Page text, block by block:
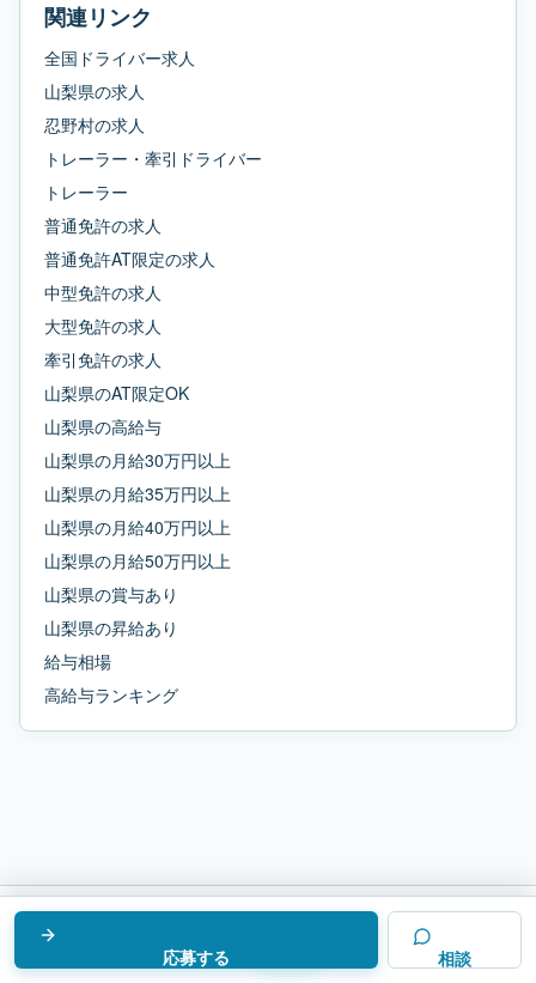
応募する 相談
関連リンク
全国ドライバー求人
山梨県の求人
忍野村の求人
トレーラー・牽引ドライバー
トレーラー
普通免許の求人
普通免許AT限定の求人
中型免許の求人
大型免許の求人
牽引免許の求人
山梨県のAT限定OK
山梨県の高給与
山梨県の月給30万円以上
山梨県の月給35万円以上
山梨県の月給40万円以上
山梨県の月給50万円以上
山梨県の賞与あり
山梨県の昇給あり
給与相場
高給与ランキング